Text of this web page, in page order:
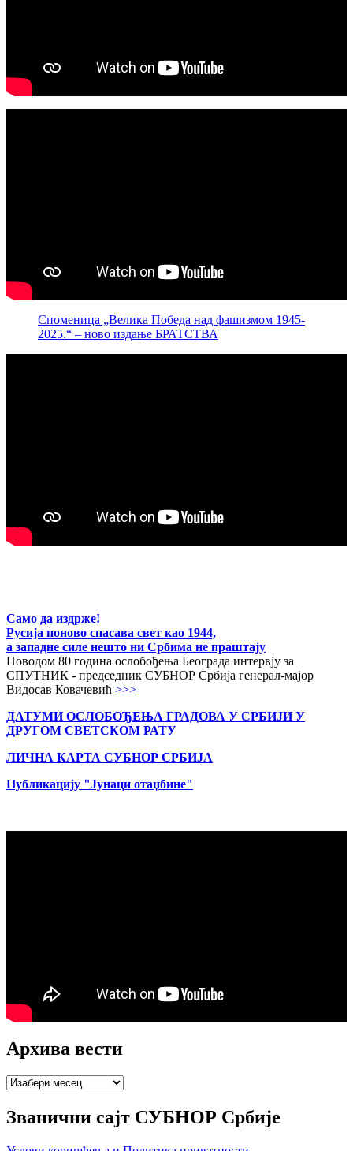
Споменица „Велика Победа над фашизмом 1945-
2025.“ – ново издање БРАТСТВА
Само да издрже!
Русија поново спасава свет као 1944,
а западне силе нешто ни Србима не праштају
Поводом 80 година ослобођења Београда интервју за
СПУТНИК - председник СУБНОР Србија генерал-мајор
Видосав Ковачевић >>>
ДАТУМИ ОСЛОБОЂЕЊА ГРАДОВА У СРБИЈИ У
ДРУГОМ СВЕТСКОМ РАТУ
ЛИЧНА КАРТА СУБНОР СРБИЈА
Публикацију "Јунаци отаџбине"
Архива вести
Архива
Званични сајт СУБНОР Србије